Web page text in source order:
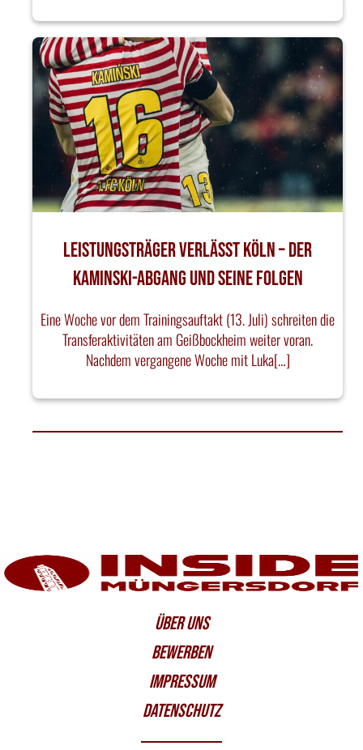
Leistungsträger verlässt Köln – Der
Kaminski-Abgang und seine Folgen
Eine Woche vor dem Trainingsauftakt (13. Juli) schreiten die
Transferaktivitäten am Geißbockheim weiter voran.
Nachdem vergangene Woche mit Luka[…]
ÜBER UNS
BEWERBEN
IMPRESSUM
DATENSCHUTZ